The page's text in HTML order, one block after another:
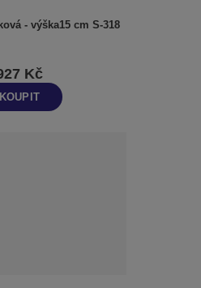
- výška15 cm S-318
Kč
KOUPIT